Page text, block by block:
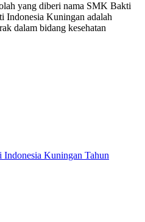
yang diberi nama SMK Bakti
Kuningan adalah
dalam bidang kesehatan
Kuningan Tahun